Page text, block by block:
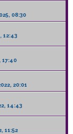
08:30
12:43
17:40
20:01
14:43
11:52